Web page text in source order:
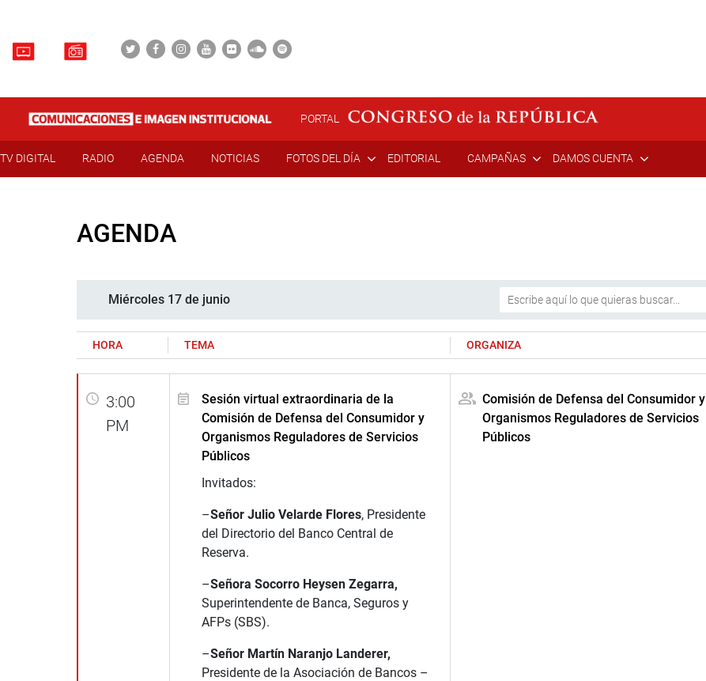
PORTAL
TV DIGITAL RADIO AGENDA NOTICIAS FOTOS DEL DÍA EDITORIAL CAMPAÑAS DAMOS CUENTA
AGENDA
Miércoles 17 de junio
HORA TEMA ORGANIZA
3:00
PM
Sesión virtual extraordinaria de la
Comisión de Defensa del Consumidor y
Organismos Reguladores de Servicios
Públicos
Invitados:
–Señor Julio Velarde Flores, Presidente
del Directorio del Banco Central de
Reserva.
–Señora Socorro Heysen Zegarra,
Superintendente de Banca, Seguros y
AFPs (SBS).
–Señor Martín Naranjo Landerer,
Presidente de la Asociación de Bancos –
Comisión de Defensa del Consumidor y
Organismos Reguladores de Servicios
Públicos